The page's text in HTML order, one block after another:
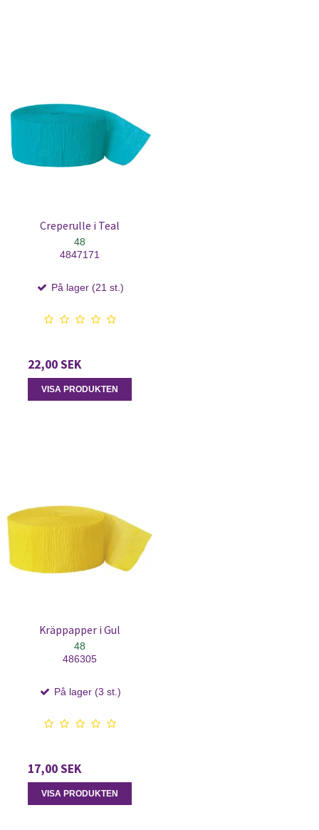
Creperulle i Teal
48
4847171
På lager (21 st.)
22,00 SEK
VISA PRODUKTEN
Kräppapper i Gul
48
486305
På lager (3 st.)
17,00 SEK
VISA PRODUKTEN